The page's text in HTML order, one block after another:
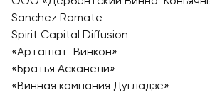
Sanchez Romate
Spirit Capital Diffusion
«Арташат-Винкон»
«Братья Асканели»
«Винная компания Дугладзе»